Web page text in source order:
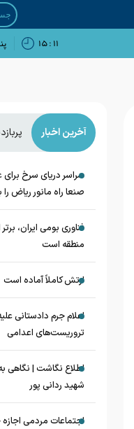
۱۱ : ۱۵
آخرین اخبار
سراسر دریای سرخ
صنعا راه مانور ریاض
فناوری بومی ایران،
منطقه است
ارتش کاملاً آماده است
اعلام جرم دادستانی
تروریست‌های اعدامی
اطلاع نگاشت | نگاهی به
شهید ردانی پور
اجتماعات مردمی